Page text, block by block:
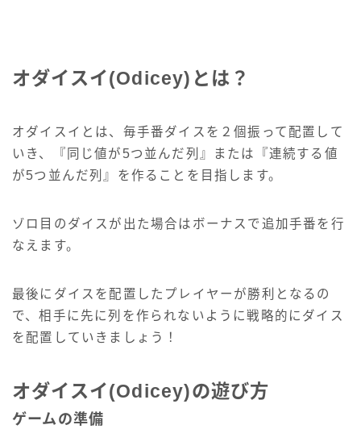
オダイスイ(Odicey)とは？
オダイスイとは、毎手番ダイスを２個振って配置して
いき、『同じ値が5つ並んだ列』または『連続する値
が5つ並んだ列』を作ることを目指します。
ゾロ目のダイスが出た場合はボーナスで追加手番を行
なえます。
最後にダイスを配置したプレイヤーが勝利となるの
で、相手に先に列を作られないように戦略的にダイス
を配置していきましょう！
オダイスイ(Odicey)の遊び方
ゲームの準備